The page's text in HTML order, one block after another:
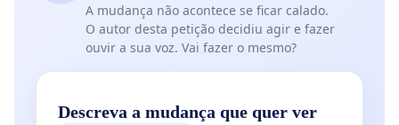
A mudança não acontece se ficar calado.
O autor desta petição decidiu agir e fazer
ouvir a sua voz. Vai fazer o mesmo?
Descreva a mudança que quer ver